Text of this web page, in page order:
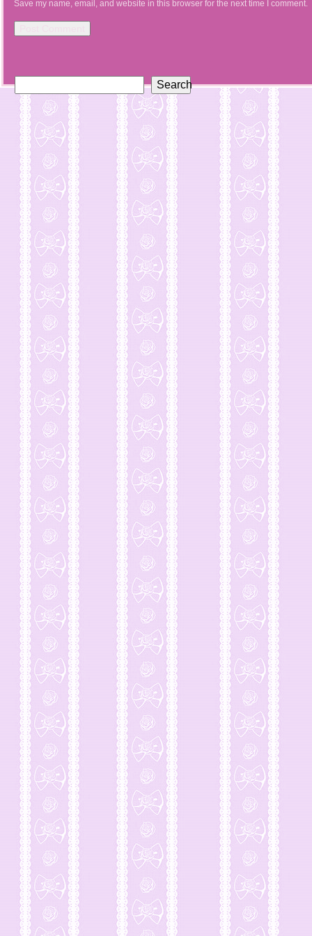
Save my name, email, and website in this browser for the next time I comment.
Search